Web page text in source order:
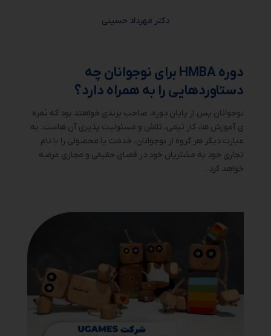
دکتر مهرداد حسینی
دوره HMBA برای نوجوانان چه
دستاوردهایی را به همراه دارد؟
نوجوانان پس از پایان دوره، صاحب برندی خواهند بود که ثمره
ی آموزش ها، کار تیمی، تلاش و مسئولیت پذیری آن هاست. به
عبارت دیگر هر گروه از نوجوانان، خدمت یا محصولی را با نام
تجاری خود به مشتریان خود در فضای حقیقی و مجازی عرضه
خواهد کرد.